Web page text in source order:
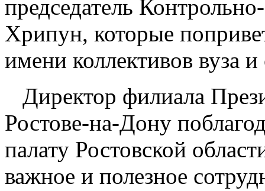
председатель
Хрипун, которые
имени коллективов вуза
Директор филиала
Ростове-на-Дону
палату Ростовской
важное и полезное